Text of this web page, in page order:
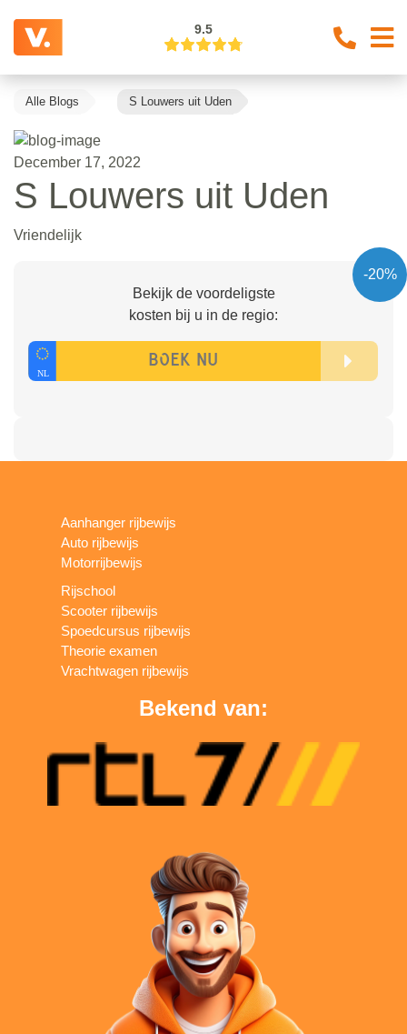
9.5
Alle Blogs S Louwers uit Uden
December 17, 2022
S Louwers uit Uden
Vriendelijk
-20%
Bekijk de voordeligste
kosten bij u in de regio:
Aanhanger rijbewijs
Auto rijbewijs
Motorrijbewijs
Rijschool
Scooter rijbewijs
Spoedcursus rijbewijs
Theorie examen
Vrachtwagen rijbewijs
Bekend van: